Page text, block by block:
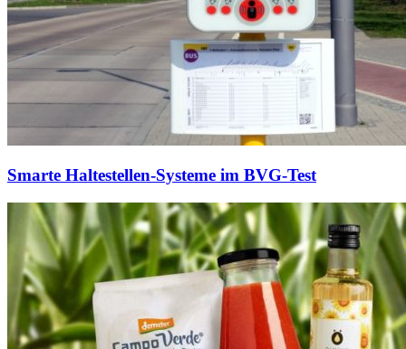
Smarte Haltestellen-Systeme im BVG-Test